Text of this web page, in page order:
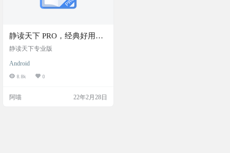
静读天下 PRO，经典好用的
本地电子书阅读器，官网下
静读天下专业版
Android
8.8k 0
阿喵 22年2月28日